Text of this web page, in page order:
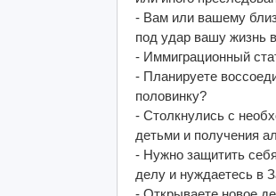
- Вам или вашему
под удар вашу жизнь
- Иммиграционный
- Планируете
половинку?
- Столкнулись с
детьми и получения
- Нужно защитить
делу и нуждаетесь в